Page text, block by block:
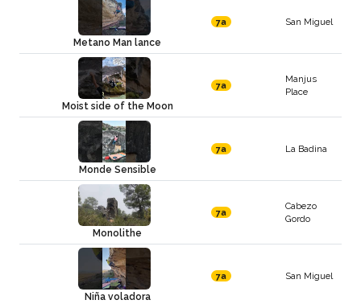
Metano Man lance
7a San Miguel
Moist side of the Moon
7a
Manjus
Place
Monde Sensible
7a La Badina
Monolithe
7a
Cabezo
Gordo
Niña voladora
7a San Miguel